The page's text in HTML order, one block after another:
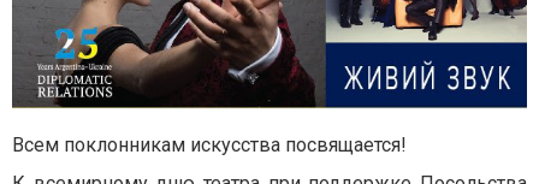
Всем поклонникам искусства посвящается!